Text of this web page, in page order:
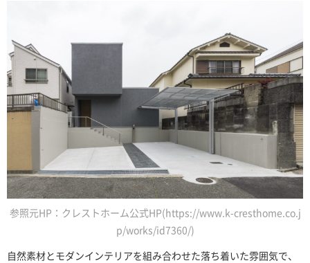
参照元HP：クレストホーム公式HP(https://www.k-cresthome.co.j
p/works/id7360/)
自然素材とモダンインテリアを組み合わせた落ち着いた雰囲気で、